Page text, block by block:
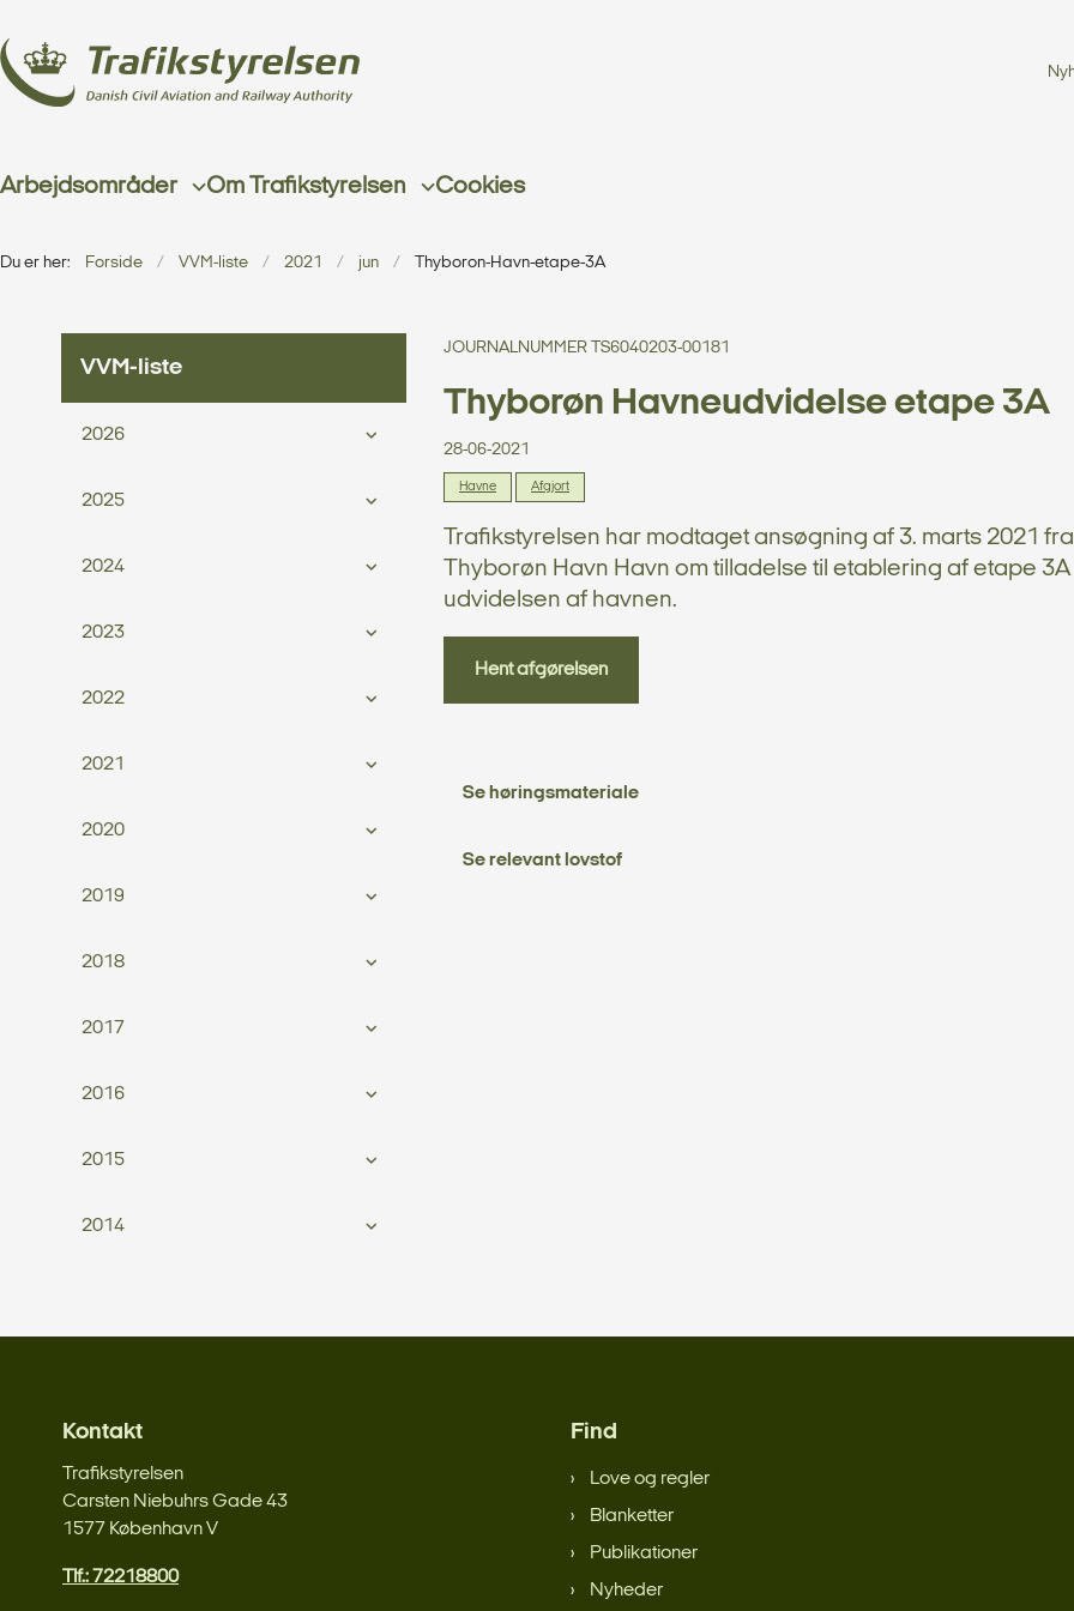
Arbejdsområder Om Trafikstyrelsen Cookies
Du er her: Forside VVM-liste 2021 jun Thyboron-Havn-etape-3A
VVM-liste
2026
2025
2024
2023
2022
2021
2020
2019
2018
2017
2016
2015
2014
JOURNALNUMMER TS6040203-00181
Thyborøn Havneudvidelse etape 3A
28-06-2021
Havne Afgjort
Trafikstyrelsen har modtaget ansøgning af 3. marts 2021 fra
Thyborøn Havn Havn om tilladelse til etablering af etape
udvidelsen af havnen.
Hent afgørelsen
Se høringsmateriale
Se relevant lovstof
Kontakt
Trafikstyrelsen
Carsten Niebuhrs Gade 43
1577 København V
Tlf.: 72218800
Find
Love og regler
Blanketter
Publikationer
Nyheder